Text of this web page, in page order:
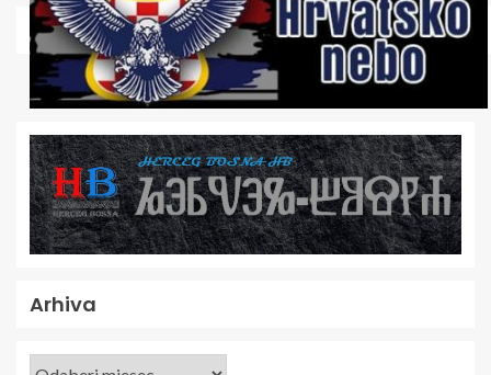
Arhiva